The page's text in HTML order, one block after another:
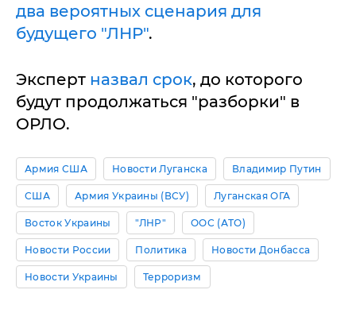
два вероятных сценария для
будущего "ЛНР".
Эксперт назвал срок, до которого
будут продолжаться "разборки" в
ОРЛО.
Армия США Новости Луганска Владимир Путин
США Армия Украины (ВСУ) Луганская ОГА
Восток Украины "ЛНР" ООС (АТО)
Новости России Политика Новости Донбасса
Новости Украины Терроризм